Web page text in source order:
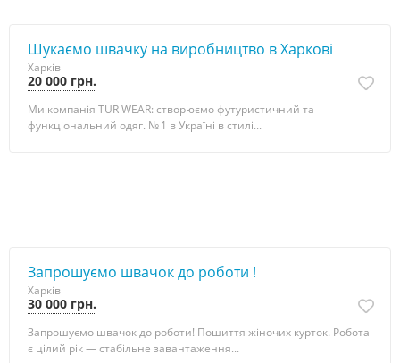
Шукаємо швачку на виробництво в Харкові
Харків
20 000 грн.
Ми компанія TUR WEAR: створюємо футуристичний та
функціональний одяг. № 1 в Україні в стилі...
Запрошуємо швачок до роботи !
Харків
30 000 грн.
Запрошуємо швачок до роботи! Пошиття жіночих курток. Робота
є цілий рік — стабільне завантаження...